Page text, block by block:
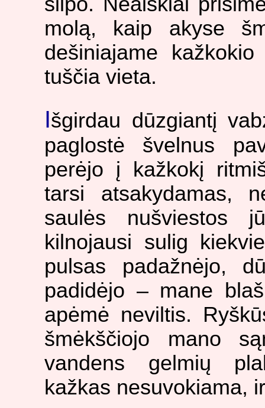
molą, kaip akyse
dešiniajame
tuščia vieta.
Išgirdau dūzgiantį
paglostė švelnus
perėjo į kažkokį
tarsi atsakydamas,
saulės nušviestos
kilnojausi sulig
pulsas padažnėjo,
padidėjo – mane
apėmė neviltis.
šmėkščiojo mano
vandens gelmių
kažkas nesuvokiama,